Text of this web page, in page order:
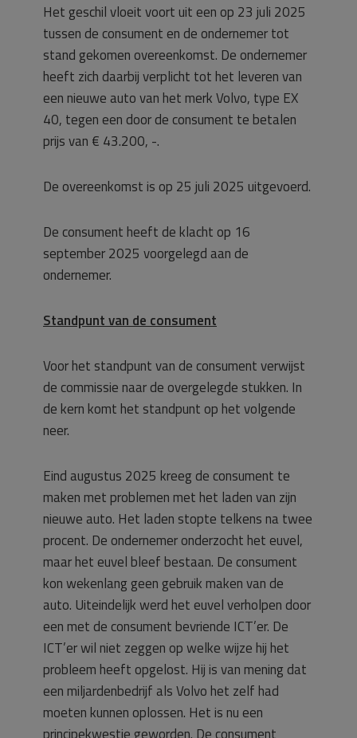
Het geschil vloeit voort uit een op 23 juli 2025
tussen de consument en de ondernemer tot
stand gekomen overeenkomst. De ondernemer
heeft zich daarbij verplicht tot het leveren van
een nieuwe auto van het merk Volvo, type EX
40, tegen een door de consument te betalen
prijs van € 43.200, -.
De overeenkomst is op 25 juli 2025 uitgevoerd.
De consument heeft de klacht op 16
september 2025 voorgelegd aan de
ondernemer.
Standpunt van de consument
Voor het standpunt van de consument verwijst
de commissie naar de overgelegde stukken. In
de kern komt het standpunt op het volgende
neer.
Eind augustus 2025 kreeg de consument te
maken met problemen met het laden van zijn
nieuwe auto. Het laden stopte telkens na twee
procent. De ondernemer onderzocht het euvel,
maar het euvel bleef bestaan. De consument
kon wekenlang geen gebruik maken van de
auto. Uiteindelijk werd het euvel verholpen door
een met de consument bevriende ICT’er. De
ICT’er wil niet zeggen op welke wijze hij het
probleem heeft opgelost. Hij is van mening dat
een miljardenbedrijf als Volvo het zelf had
moeten kunnen oplossen. Het is nu een
principekwestie geworden. De consument